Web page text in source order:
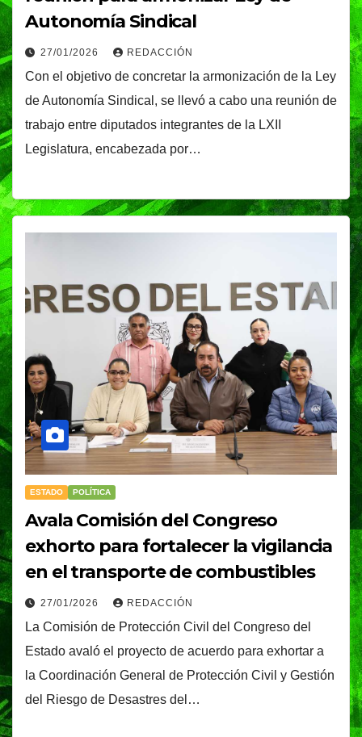
Autonomía Sindical
27/01/2026 REDACCIÓN
Con el objetivo de concretar la armonización de la Ley
de Autonomía Sindical, se llevó a cabo una reunión de
trabajo entre diputados integrantes de la LXII
Legislatura, encabezada por…
ESTADO POLÍTICA
Avala Comisión del Congreso
exhorto para fortalecer la vigilancia
en el transporte de combustibles
27/01/2026 REDACCIÓN
La Comisión de Protección Civil del Congreso del
Estado avaló el proyecto de acuerdo para exhortar a
la Coordinación General de Protección Civil y Gestión
del Riesgo de Desastres del…